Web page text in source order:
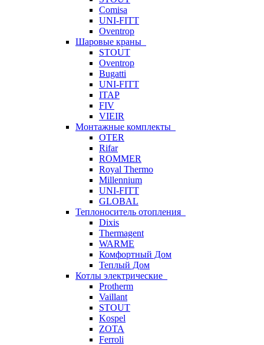
Comisa
UNI-FITT
Oventrop
Шаровые краны
STOUT
Oventrop
Bugatti
UNI-FITT
ITAP
FIV
VIEIR
Монтажные комплекты
OTER
Rifar
ROMMER
Royal Thermo
Millennium
UNI-FITT
GLOBAL
Теплоноситель отопления
Dixis
Thermagent
WARME
Комфортный Дом
Теплый Дом
Котлы электрические
Protherm
Vaillant
STOUT
Kospel
ZOTA
Ferroli